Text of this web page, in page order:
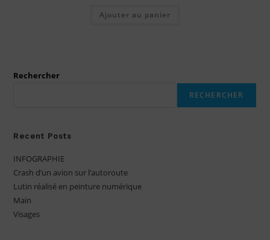
Ajouter au panier
Rechercher
RECHERCHER
Recent Posts
INFOGRAPHIE
Crash d’un avion sur l’autoroute
Lutin réalisé en peinture numérique
Main
Visages